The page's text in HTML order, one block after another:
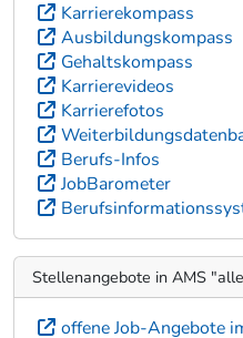
Karrierekompass
Ausbildungskompass
Gehaltskompass
Karrierevideos
Karrierefotos
Berufs-Infos
JobBarometer
Stellenangebote in AMS
offene Job-Angebote